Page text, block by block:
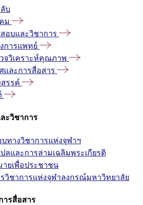
บ
ม
อบและวิชาการ
การแพทย์
จวิเคราะห์คุณภาพ
และการสื่อสาร
รรค์
ะวิชาการ
ทางวิชาการแห่งจุฬาฯ
ลและการล่ามเฉลิมพระเกียรติ
ยเพื่อประชาชน
วิชาการแห่งจุฬาลงกรณ์มหาวิทยาลัย
ารสื่อสาร